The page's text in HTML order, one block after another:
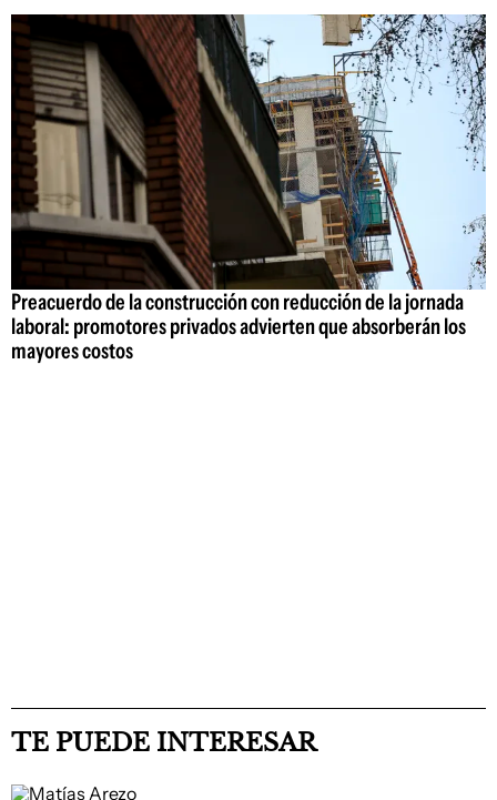
Preacuerdo de la construcción con reducción de la jornada
laboral: promotores privados advierten que absorberán los
mayores costos
TE PUEDE INTERESAR